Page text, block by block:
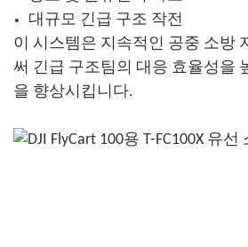
대규모 긴급 구조 작전
이 시스템은 지속적인 공중 소방
써 긴급 구조팀의 대응 효율성을
을 향상시킵니다.